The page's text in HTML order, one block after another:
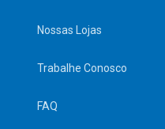
Nossas Lojas
Trabalhe Conosco
FAQ